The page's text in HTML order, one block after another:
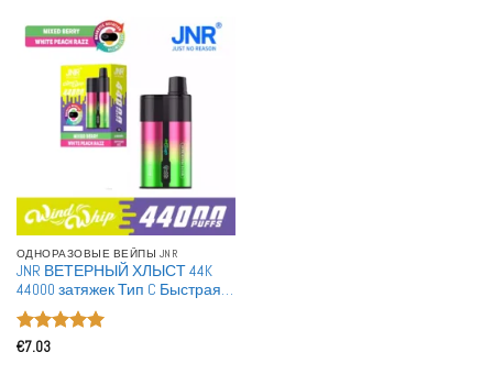
ОДНОРАЗОВЫЕ ВЕЙПЫ JNR
JNR ВЕТЕРНЫЙ ХЛЫСТ 44K
44000 затяжек Тип C Быстрая
зарядка Умный экран
Перезаряжаемая
Одноразовая Электронная
Оценка
€7.03